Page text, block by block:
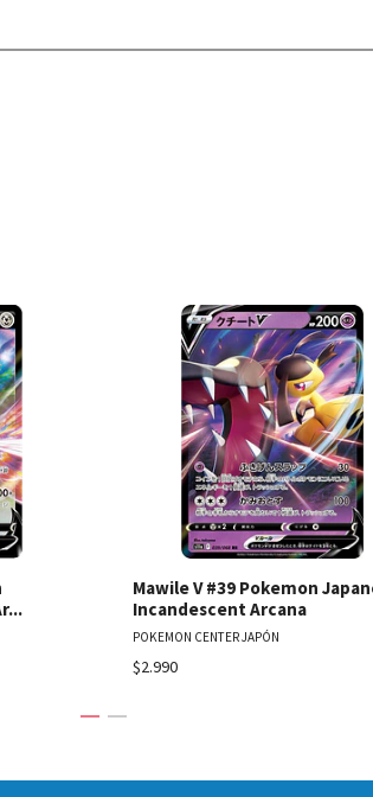
Ver
Mawile V #39 Pokemon
Incandescent Arcana
POKEMON CENTER JAPÓN
$2.990